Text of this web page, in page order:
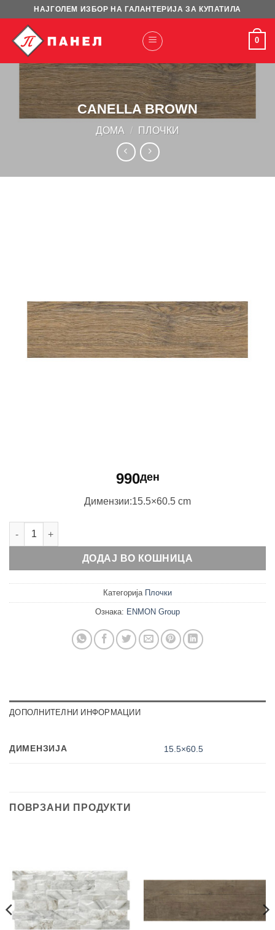
content
НАЈГОЛЕМ ИЗБОР НА ГАЛАНТЕРИЈА ЗА КУПАТИЛА
0
CANELLA BROWN
ДОМА / ПЛОЧКИ
990ден
Димензии:15.5×60.5 cm
CANELLA BROWN количина
ДОДАЈ ВО КОШНИЦА
Категорија Плочки
Ознака: ENMON Group
ДОПОЛНИТЕЛНИ ИНФОРМАЦИИ
ДИМЕНЗИЈА 15.5×60.5
ПОВРЗАНИ ПРОДУКТИ